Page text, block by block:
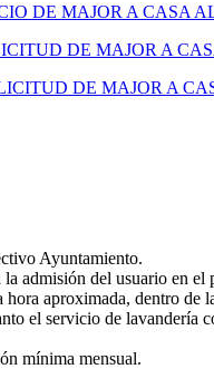
DE MAJOR A CASA
DE MAJOR A
DE MAJOR A
Ayuntamiento.
admisión del usuario en el
aproximada, dentro de
el servicio de
mínima mensual.